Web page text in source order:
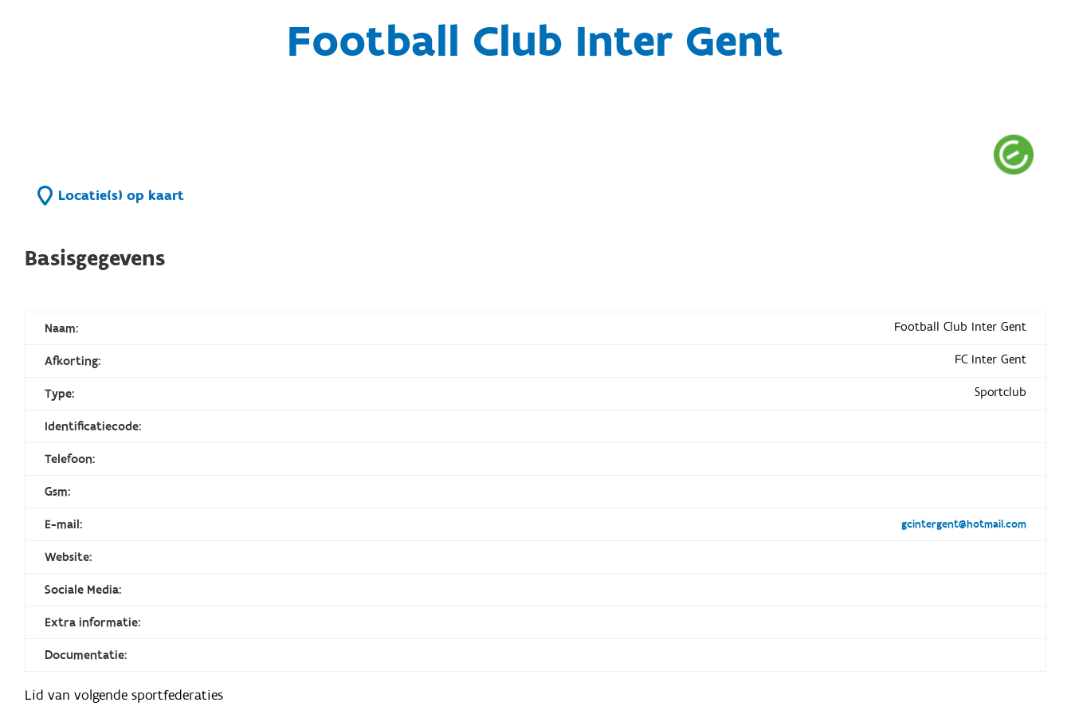
Football Club Inter Gent
Locatie(s) op kaart
Basisgegevens
Naam: Football Club Inter Gent
Afkorting: FC Inter Gent
Type: Sportclub
Identificatiecode:
Telefoon:
Gsm:
E-mail: gcintergent@hotmail.com
Website:
Sociale Media:
Extra informatie:
Documentatie:
Lid van volgende sportfederaties